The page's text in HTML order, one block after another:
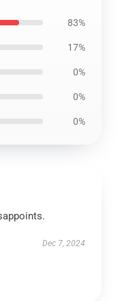
83%
17%
0%
0%
0%
Dec 7, 2024